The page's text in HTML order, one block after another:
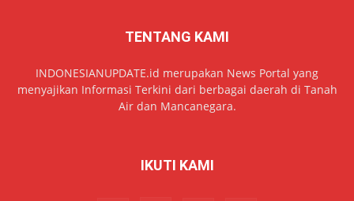
TENTANG KAMI
INDONESIANUPDATE.id merupakan News Portal yang
menyajikan Informasi Terkini dari berbagai daerah di Tanah
Air dan Mancanegara.
IKUTI KAMI